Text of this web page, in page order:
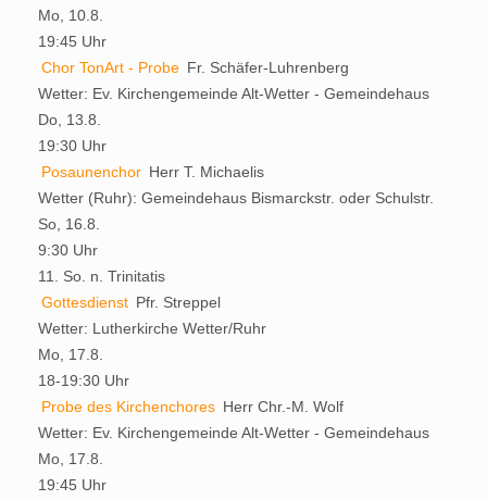
Mo, 10.8.
19:45 Uhr
Chor TonArt - Probe Fr. Schäfer-Luhrenberg
Wetter: Ev. Kirchengemeinde Alt-Wetter - Gemeindehaus
Do, 13.8.
19:30 Uhr
Posaunenchor Herr T. Michaelis
Wetter (Ruhr): Gemeindehaus Bismarckstr. oder Schulstr.
So, 16.8.
9:30 Uhr
11. So. n. Trinitatis
Gottesdienst Pfr. Streppel
Wetter: Lutherkirche Wetter/Ruhr
Mo, 17.8.
18-19:30 Uhr
Probe des Kirchenchores Herr Chr.-M. Wolf
Wetter: Ev. Kirchengemeinde Alt-Wetter - Gemeindehaus
Mo, 17.8.
19:45 Uhr